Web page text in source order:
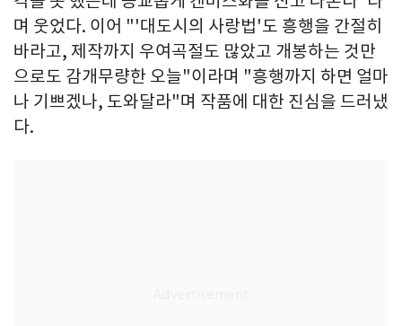
며 웃었다. 이어 "'대도시의 사랑법'도 흥행을 간절히
바라고, 제작까지 우여곡절도 많았고 개봉하는 것만
으로도 감개무량한 오늘"이라며 "흥행까지 하면 얼마
나 기쁘겠나, 도와달라"며 작품에 대한 진심을 드러냈
다.